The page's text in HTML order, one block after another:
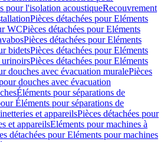
pour l'isolation acoustiqueRecouvrement
Pièces détachées pour Eléments
WCPièces détachées pour Eléments
Pièces détachées pour Eléments
bidetsPièces détachées pour Eléments
urinoirsPièces détachées pour Eléments
douches avec évacuation muralePièces
douches avec évacuation
Éléments pour séparations de
Éléments pour séparations de
et appareilsPièces détachées pour
et appareilsEléments pour machines à
détachées pour Eléments pour machines